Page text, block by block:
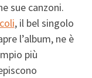
sue canzoni.
, il bel singolo
l’album, ne è
più